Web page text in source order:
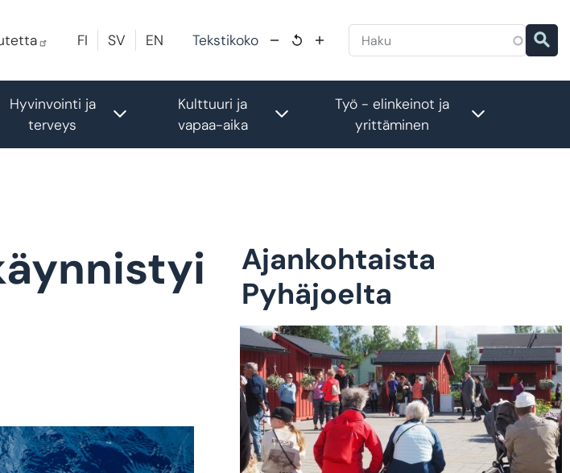
FI SV EN Tekstikoko
submenu
Hyvinvointi ja
terveys
Toggle submenu
Kulttuuri ja
vapaa-aika
Toggle submenu
Työ - elinkeinot ja
yrittäminen
Ajankohtaista
Pyhäjoelta